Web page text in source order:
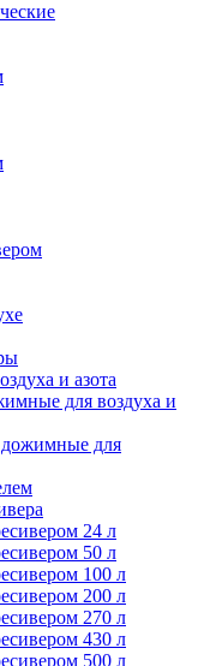
и азота
для воздуха и
для
24 л
50 л
100 л
200 л
270 л
430 л
500 л